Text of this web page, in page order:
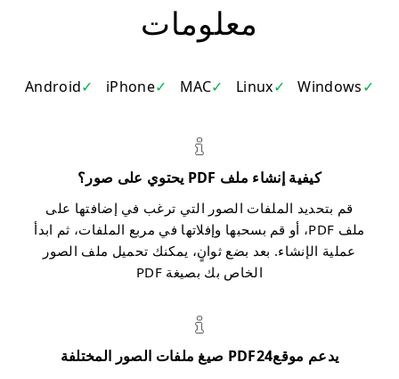
معلومات
Windows
Linux
MAC
iPhone
Android
كيفية إنشاء ملف PDF يحتوي على صور؟
قم بتحديد الملفات الصور التي ترغب في إضافتها على
ملف PDF، أو قم بسحبها وإفلاتها في مربع الملفات، ثم ابدأ
عملية الإنشاء. بعد بضع ثوانٍ، يمكنك تحميل ملف الصور
الخاص بك بصيغة PDF
يدعم موقعPDF24 صيغ ملفات الصور المختلفة